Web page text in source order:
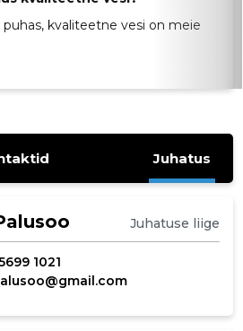
puhas, kvaliteetne vesi on meie
Juhatus
Juhatuse liige
1021